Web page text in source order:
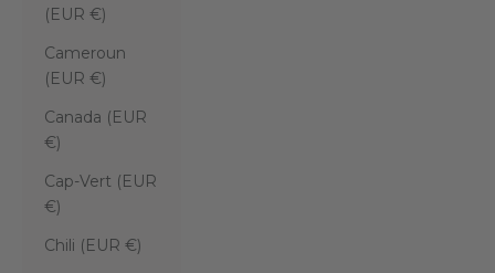
(EUR €)
Cameroun
(EUR €)
Canada (EUR
€)
Cap-Vert (EUR
€)
Chili (EUR €)